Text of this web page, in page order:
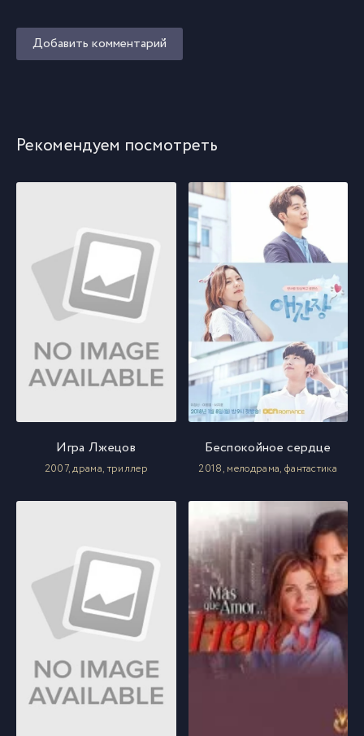
Добавить комментарий
Рекомендуем посмотреть
Игра Лжецов
2007, драма, триллер
Беспокойное сердце
2018, мелодрама, фантастика